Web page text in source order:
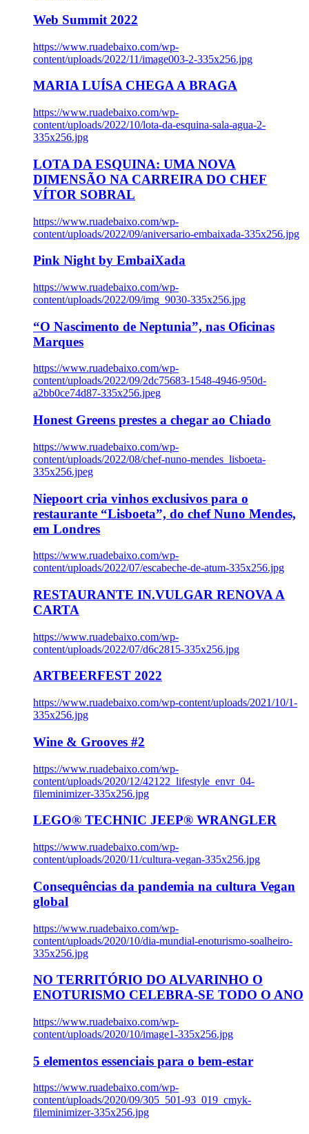
Web Summit 2022
https://www.ruadebaixo.com/wp-
content/uploads/2022/11/image003-2-335x256.jpg
MARIA LUÍSA CHEGA A BRAGA
https://www.ruadebaixo.com/wp-
content/uploads/2022/10/lota-da-esquina-sala-agua-2-
335x256.jpg
LOTA DA ESQUINA: UMA NOVA
DIMENSÃO NA CARREIRA DO CHEF
VÍTOR SOBRAL
https://www.ruadebaixo.com/wp-
content/uploads/2022/09/aniversario-embaixada-335x256.jpg
Pink Night by EmbaiXada
https://www.ruadebaixo.com/wp-
content/uploads/2022/09/img_9030-335x256.jpg
“O Nascimento de Neptunia”, nas Oficinas
Marques
https://www.ruadebaixo.com/wp-
content/uploads/2022/09/2dc75683-1548-4946-950d-
a2bb0ce74d87-335x256.jpeg
Honest Greens prestes a chegar ao Chiado
https://www.ruadebaixo.com/wp-
content/uploads/2022/08/chef-nuno-mendes_lisboeta-
335x256.jpeg
Niepoort cria vinhos exclusivos para o
restaurante “Lisboeta”, do chef Nuno Mendes,
em Londres
https://www.ruadebaixo.com/wp-
content/uploads/2022/07/escabeche-de-atum-335x256.jpg
RESTAURANTE IN.VULGAR RENOVA A
CARTA
https://www.ruadebaixo.com/wp-
content/uploads/2022/07/d6c2815-335x256.jpg
ARTBEERFEST 2022
https://www.ruadebaixo.com/wp-content/uploads/2021/10/1-
335x256.jpg
Wine & Grooves #2
https://www.ruadebaixo.com/wp-
content/uploads/2020/12/42122_lifestyle_envr_04-
fileminimizer-335x256.jpg
LEGO® TECHNIC JEEP® WRANGLER
https://www.ruadebaixo.com/wp-
content/uploads/2020/11/cultura-vegan-335x256.jpg
Consequências da pandemia na cultura Vegan
global
https://www.ruadebaixo.com/wp-
content/uploads/2020/10/dia-mundial-enoturismo-soalheiro-
335x256.jpg
NO TERRITÓRIO DO ALVARINHO O
ENOTURISMO CELEBRA-SE TODO O ANO
https://www.ruadebaixo.com/wp-
content/uploads/2020/10/image1-335x256.jpg
5 elementos essenciais para o bem-estar
https://www.ruadebaixo.com/wp-
content/uploads/2020/09/305_501-93_019_cmyk-
fileminimizer-335x256.jpg